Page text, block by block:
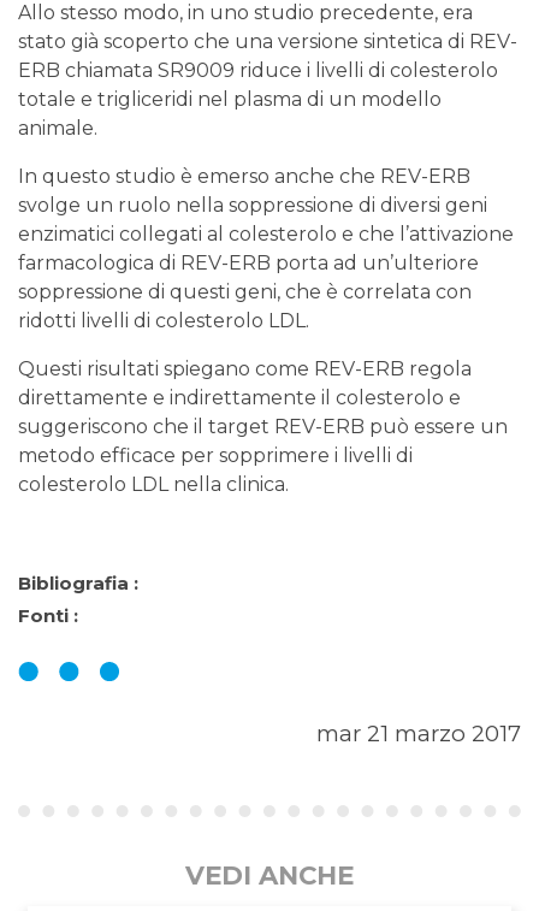
Allo stesso modo, in uno studio precedente, era
stato già scoperto che una versione sintetica di REV-
ERB chiamata SR9009 riduce i livelli di colesterolo
totale e trigliceridi nel plasma di un modello
animale.
In questo studio è emerso anche che REV-ERB
svolge un ruolo nella soppressione di diversi geni
enzimatici collegati al colesterolo e che l’attivazione
farmacologica di REV-ERB porta ad un’ulteriore
soppressione di questi geni, che è correlata con
ridotti livelli di colesterolo LDL.
Questi risultati spiegano come REV-ERB regola
direttamente e indirettamente il colesterolo e
suggeriscono che il target REV-ERB può essere un
metodo efficace per sopprimere i livelli di
colesterolo LDL nella clinica.
Bibliografia :
Fonti :
mar 21 marzo 2017
VEDI ANCHE